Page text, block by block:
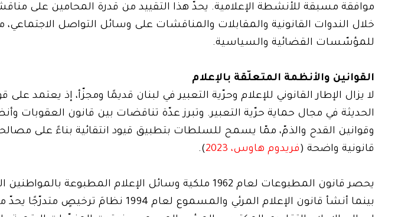
موافقة مسبقة للأنشطة الإعلامية. يحدّ هذا التقييد من قدرة المحامين على
خلال الندوات القانونية والمقابلات والمناقشات على وسائل التواصل
للمؤسّسات القضائية والسياسية.
القوانين والأنظمة المتعلّقة بالإعلام
لا يزال الإطار القانوني للإعلام وحرّية التعبير في لبنان قديمًا ومجزّأ، إذ يعتمد
الحديثة في مجال حماية حرّية التعبير. وتبرز عدّة تناقضات بين قانون العقوبات
وقوانين القدح والذمّ، ممّا يسمح للسلطات بتطبيق قيود انتقائية بناءً على
قانونية واضحة (فريدوم هاوس، 2023 ).
يحصر قانون المطبوعات لعام 1962 ملكية وسائل الإعلام
بينما أنشأ قانون الإعلام المرئي والمسموع